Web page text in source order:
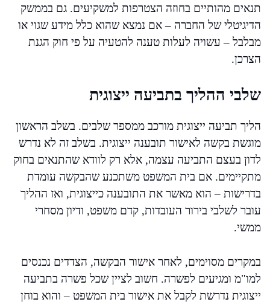
תנאים מהותיים בחוזה הצטרפות למשקיעים. גם בממשק
הדיגיטלי של החברה – אם נמצא שהוא כלל מידע שגוי או
מבלבל – עשויה לעלות טענה להטעיה על פי חוק הגנת
הצרכן.
שלבי ההליך בתביעה ייצוגית
הליך תביעה ייצוגית מורכב ממספר שלבים. בשלב הראשון
מוגשת בקשה לאישור תובענה ייצוגית. בשלב זה לא נדרש
לדון בעצם התביעה עצמה, אלא רק לוודא שהתנאים בחוק
מתקיימים. אם בית המשפט משתכנע שהבקשה עומדת
בדרישות – הוא מאשר את התובענה כייצוגית, ואז ההליך
עובר לשלבי בירור העובדות, קדם משפט, ודיון מסחרי
ממשי.
במקרים מסוימים, לאחר אישור הבקשה, הצדדים נכנסים
למו"מ ומגיעים לפשרה. חשוב לציין שכל פשרה בתביעה
ייצוגית נדרשת לקבל את אישור בית המשפט – והוא בוחן